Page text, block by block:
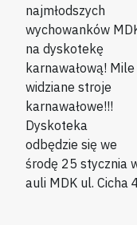
najmłodszych
wychowanków
na dyskotekę
karnawałową! Mile
widziane stroje
karnawałowe!!!
Dyskoteka
odbędzie się we
środę 25 stycznia
auli MDK ul. Cicha